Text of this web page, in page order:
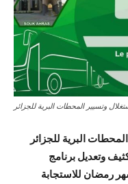
وتسيير المحطات البرية للجزائر
البرية للجزائر
وتعديل برنامج
رمضان للاستجابة